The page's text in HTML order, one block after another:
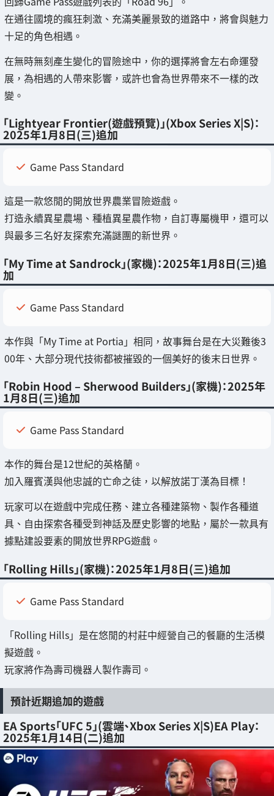
在通往國境的瘋狂刺激、充滿美麗景致的道路中，將會與魅力
十足的角色相遇。
在無時無刻產生變化的冒險途中，你的選擇將會左右命運發
展，為相遇的人帶來影響，或許也會為世界帶來不一樣的改
變。
「Lightyear Frontier(遊戲預覽)」(Xbox Series X|S)：
2025年1月8日(三)追加
Game Pass Standard
這是一款悠閒的開放世界農業冒險遊戲。
打造永續異星農場、種植異星農作物，自訂專屬機甲，還可以
與最多三名好友探索充滿謎團的新世界。
「My Time at Sandrock」(家機)：2025年1月8日(三)追
加
Game Pass Standard
本作與「My Time at Portia」相同，故事舞台是在大災難後3
00年、大部分現代技術都被摧毀的一個美好的後末日世界。
「Robin Hood – Sherwood Builders」(家機)：2025年
1月8日(三)追加
Game Pass Standard
本作的舞台是12世紀的英格蘭。
加入羅賓漢與他忠誠的亡命之徒，以解放諾丁漢為目標！
玩家可以在遊戲中完成任務、建立各種建築物、製作各種道
具、自由探索各種受到神話及歷史影響的地點，屬於一款具有
據點建設要素的開放世界RPG遊戲。
「Rolling Hills」(家機)：2025年1月8日(三)追加
Game Pass Standard
「Rolling Hills」是在悠閒的村莊中經營自己的餐廳的生活模
擬遊戲。
玩家將作為壽司機器人製作壽司。
預計近期追加的遊戲
EA Sports「UFC 5」(雲端、Xbox Series X|S)EA Play：
2025年1月14日(二)追加